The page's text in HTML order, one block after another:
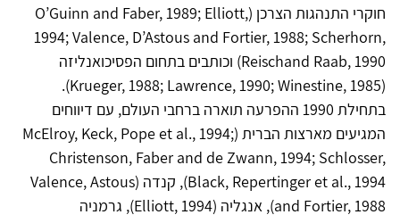
חוקרי התנהגות הצרכן (O’Guinn and Faber, 1989; Elliott,
1994; Valence, D’Astous and Fortier, 1988; Scherhorn,
Reischand Raab, 1990) וכותבים בתחום הפסיכואנליזה
(Krueger, 1988; Lawrence, 1990; Winestine, 1985).
בתחילת 1990 ההפרעה תוארה ברחבי העולם, עם דיווחים
המגיעים מארצות הברית (McElroy, Keck, Pope et al., 1994;
Christenson, Faber and de Zwann, 1994; Schlosser,
Black, Repertinger et al., 1994), קנדה (Valence, Astous
and Fortier, 1988), אנגליה (Elliott, 1994), גרמניה